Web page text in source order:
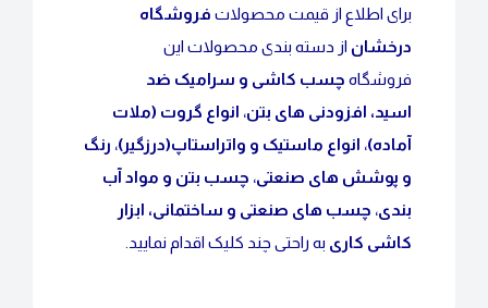
برای اطلاع از قیمت محصولات فروشگاه
درخشان از دسته بندی محصولات این
فروشگاه چسب کاشی و سرامیک ضد
اسید، افزودنی های بتن، انواع گروت (ملات
آماده)، انواع ماستیک و واتراستاپ(درزگیر)، رنگ
و پوشش های صنعتی، چسب بتن و مواد آب
بندی، چسب های صنعتی و ساختمانی، ابزار
کاشی کاری به راحتی چند کلیک اقدام نمایید.